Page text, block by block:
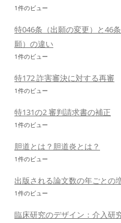
1件のビュー
特046条（出願の変更）と46
願）の違い
1件のビュー
特172 詐害審決に対する再審
1件のビュー
特131の2 審判請求書の補正
1件のビュー
胆道とは？胆道炎とは？
1件のビュー
出版される論文数の年ごとの
1件のビュー
臨床研究のデザイン：介入研